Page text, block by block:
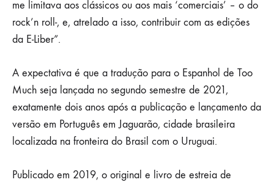
de
Cardoso,
o
Tomate
20/04/2021
me limitava aos clássicos ou aos mais ‘comerciais’ – o do
rock’n roll-, e, atrelado a isso, contribuir com as edições
da E-Liber”.
A expectativa é que a tradução para o Espanhol de Too
Much seja lançada no segundo semestre de 2021,
exatamente dois anos após a publicação e lançamento da
versão em Português em Jaguarão, cidade brasileira
localizada na fronteira do Brasil com o Uruguai.
Publicado em 2019, o original e livro de estreia de